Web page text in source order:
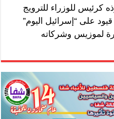
كرئيس للوزراء للترويج
على “إسرائيل اليوم”
لموزيس وشركاته